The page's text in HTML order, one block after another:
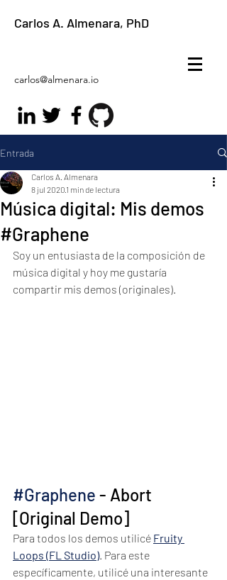
Carlos A. Almenara, PhD
carlos@almenara.io
Entrada
Música digital: Mis demos
#Graphene
Carlos A. Almenara
8 jul 2020 1 min de lectura
Soy un entusiasta de la composición de
música digital y hoy me gustaría
compartir mis demos (originales).
#Graphene - Abort
[Original Demo]
Para todos los demos utilicé Fruity
Loops (FL Studio). Para este
específicamente, utilicé una interesante